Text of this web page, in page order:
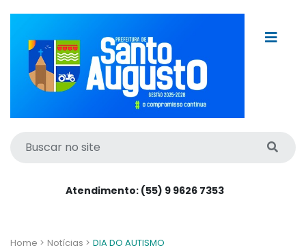
Atendimento: (55) 9 9626 7353
Home > Notícias > DIA DO AUTISMO